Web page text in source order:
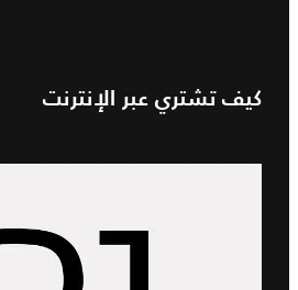
كيف تشتري عبر الإنترنت